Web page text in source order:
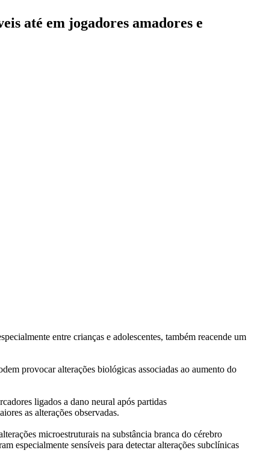
até em jogadores amadores e
entre crianças e adolescentes, também reacende um
provocar alterações biológicas associadas ao aumento do
ligados a dano neural após partidas
as alterações observadas.
microestruturais na substância branca do cérebro
especialmente sensíveis para detectar alterações subclínicas